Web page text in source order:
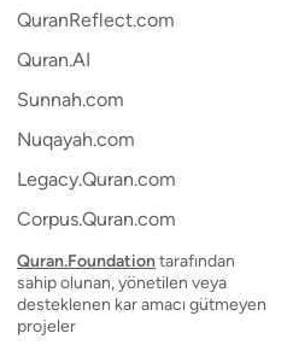
QuranReflect.com
Quran.AI
Sunnah.com
Nuqayah.com
Legacy.Quran.com
Corpus.Quran.com
Quran.Foundationtarafından
sahip olunan, yönetilen veya
desteklenen kar amacı gütmeyen
projeler